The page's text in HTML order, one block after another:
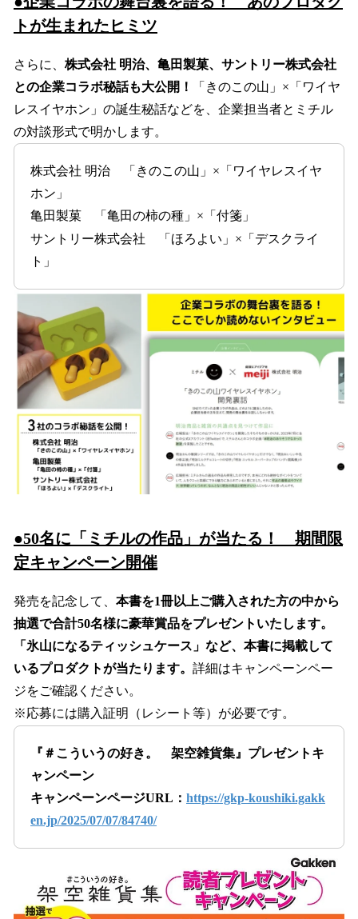
トが生まれたヒミツ
さらに、 株式会社 明治、亀田製菓、サントリー株式会社
との企業コラボ秘話も大公開！
「きのこの山」×「ワイヤ
レスイヤホン」の誕生秘話などを、企業担当者とミチル
の対談形式で明かします。
株式会社 明治 「きのこの山」×「ワイヤレスイヤ
ホン」
亀田製菓 「亀田の柿の種」×「付箋」
サントリー株式会社 「ほろよい」×「デスクライ
ト」
●50名に「ミチルの作品」が当たる！ 期間限
定キャンペーン開催
発売を記念して、 本書を1冊以上ご購入された方の中から
抽選で合計50名様に豪華賞品をプレゼントいたします。
「氷山になるティッシュケース」など、本書に掲載して
いるプロダクトが当たります。 詳細はキャンペーンペー
ジをご確認ください。
※応募には購入証明（レシート等）が必要です。
『＃こういうの好き。 架空雑貨集』プレゼントキ
ャンペーン
キャンペーンページURL： https://gkp-koushiki.gakk
en.jp/2025/07/07/84740/